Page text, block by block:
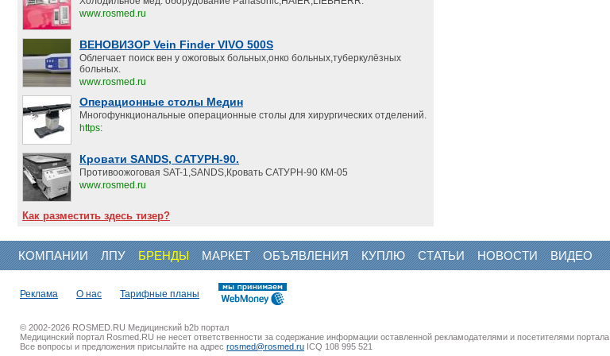
www.rosmed.ru
ВЕНОВИЗОР Vein Finder VIVO 500S
Облегчает поиск вен у ожоговых больных,онко больных,туберкулёзных
больных.
www.rosmed.ru
Операционные столы Медин
Многофункциональные операционные столы для хирургических отделений.
https:
Кровати SANDS, САТУРН-90.
Противоожоговая SAT-1,SANDS,Кровать САТУРН-90 КМ-05
www.rosmed.ru
Как разместить здесь тизер?
КОМПАНИИ ЛПУ БРЕНДЫ МАРКЕТ ОБЪЯВЛЕНИЯ КУПЛЮ СТАТЬИ НОВОСТИ ВИДЕО
Реклама О нас Тарифные планы
© 2002-2026 ROSMED.RU Медицинский b2b портал
Медицинский портал Rosmed.RU не несет ответственности за содержание информации оставленной рекламодателями и посетителями портала.
Все вопросы и предложения присылайте на адрес rosmed@rosmed.ru ICQ 108 995 521